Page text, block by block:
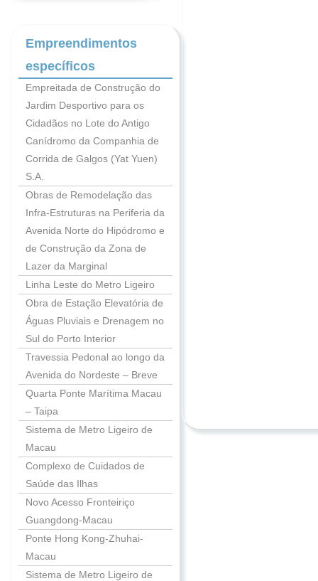
Empreendimentos
específicos
Empreitada de Construção do
Jardim Desportivo para os
Cidadãos no Lote do Antigo
Canídromo da Companhia de
Corrida de Galgos (Yat Yuen)
S.A.
Obras de Remodelação das
Infra-Estruturas na Periferia da
Avenida Norte do Hipódromo e
de Construção da Zona de
Lazer da Marginal
Linha Leste do Metro Ligeiro
Obra de Estação Elevatória de
Águas Pluviais e Drenagem no
Sul do Porto Interior
Travessia Pedonal ao longo da
Avenida do Nordeste – Breve
Quarta Ponte Marítima Macau
– Taipa
Sistema de Metro Ligeiro de
Macau
Complexo de Cuidados de
Saúde das Ilhas
Novo Acesso Fronteiriço
Guangdong-Macau
Ponte Hong Kong-Zhuhai-
Macau
Sistema de Metro Ligeiro de